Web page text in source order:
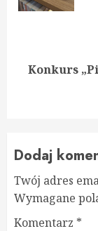
Next
Konkurs
Dodaj
Twój adres
Wymagane
Komentarz *